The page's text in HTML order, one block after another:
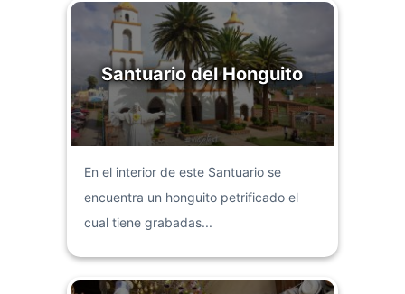
Santuario del Honguito
En el interior de este Santuario se
encuentra un honguito petrificado el
cual tiene grabadas...